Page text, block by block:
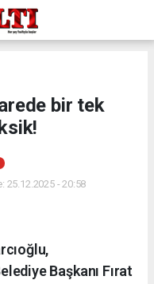
bir tek
25.12.2025 - 20:58
Başkanı Fırat